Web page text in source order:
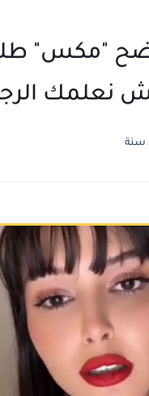
"مكس"
نعلمك